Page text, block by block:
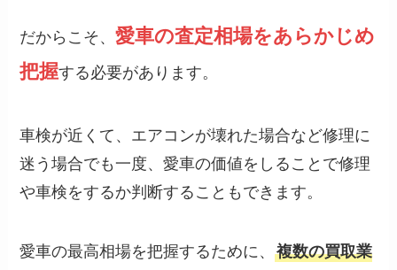
だからこそ、愛車の査定相場をあらかじめ
把握する必要があります。
車検が近くて、エアコンが壊れた場合など修理に
迷う場合でも一度、愛車の価値をしることで修理
や車検をするか判断することもできます。
愛車の最高相場を把握するために、複数の買取業